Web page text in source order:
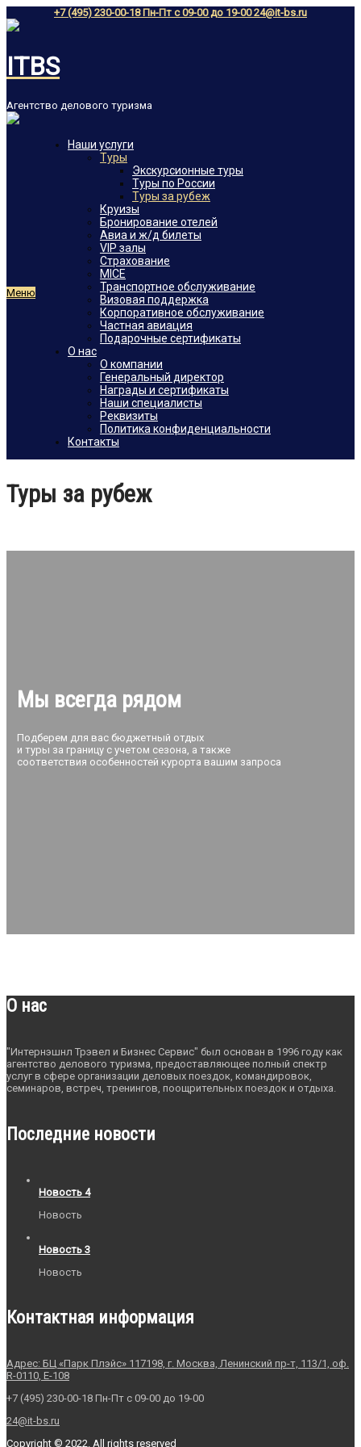
+7 (495) 230-00-18 Пн-Пт с 09-00 до 19-0024@it-bs.ru
ITBS
Агентство делового туризма
Меню
Наши услуги
Туры
Экскурсионные туры
Туры по России
Туры за рубеж
Круизы
Бронирование отелей
Авиа и ж/д билеты
VIP залы
Страхование
MICE
Транспортное обслуживание
Визовая поддержка
Корпоративное обслуживание
Частная авиация
Подарочные сертификаты
О нас
О компании
Генеральный директор
Награды и сертификаты
Наши специалисты
Реквизиты
Политика конфиденциальности
Контакты
Туры за рубеж
Мы всегда рядом
Подберем для вас бюджетный отдых
и туры за границу с учетом сезона, а также
соответствия особенностей курорта вашим запроса
О нас
"Интернэшнл Трэвел и Бизнес Сервис" был основан в 1996 году как
агентство делового туризма, предоставляющее полный спектр
услуг в сфере организации деловых поездок, командировок,
семинаров, встреч, тренингов, поощрительных поездок и отдыха.
Последние новости
Новость 4
Новость
Новость 3
Новость
Контактная информация
Адрес: БЦ «Парк Плэйс» 117198, г. Москва, Ленинский пр-т, 113/1, оф.
R-0110, E-108
+7 (495) 230-00-18 Пн-Пт с 09-00 до 19-00
24@it-bs.ru
Copyright © 2022. All rights reserved